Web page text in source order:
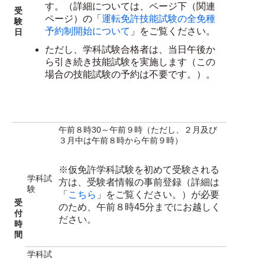
受
験
日
す。（詳細については、ページ下（関連
ページ）の「 運転免許技能試験の全免種
予約制開始について 」をご覧ください。
ただし、学科試験合格者は、当日午後か
ら引き続き技能試験を実施します（この
場合の技能試験の予約は不要です。）。
受
付
時
間
学科試
験
午前８時30～午前９時（ただし、２月及び
３月中は午前８時から午前９時）
※仮免許学科試験を初めて受験される
方は、受験者情報の事前登録（詳細は
「 こちら 」をご覧ください。）が必要
のため、午前８時45分までにお越しく
ださい。
学科試